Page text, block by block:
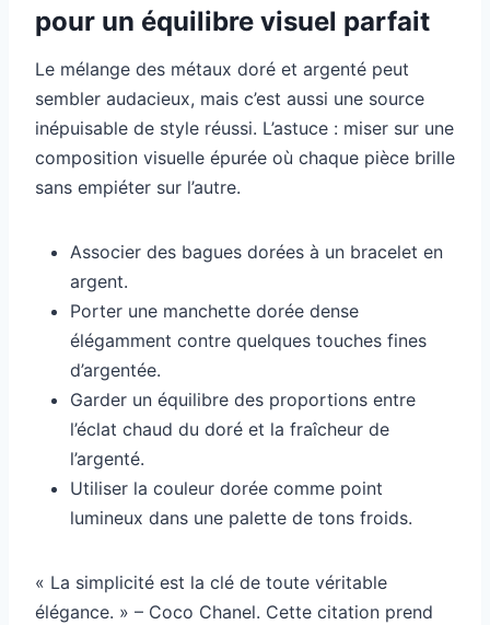
pour un équilibre visuel parfait
Le mélange des métaux doré et argenté peut
sembler audacieux, mais c’est aussi une source
inépuisable de style réussi. L’astuce : miser sur une
composition visuelle épurée où chaque pièce brille
sans empiéter sur l’autre.
Associer des bagues dorées à un bracelet en
argent.
Porter une manchette dorée dense
élégamment contre quelques touches fines
d’argentée.
Garder un équilibre des proportions entre
l’éclat chaud du doré et la fraîcheur de
l’argenté.
Utiliser la couleur dorée comme point
lumineux dans une palette de tons froids.
« La simplicité est la clé de toute véritable
élégance. » – Coco Chanel. Cette citation prend